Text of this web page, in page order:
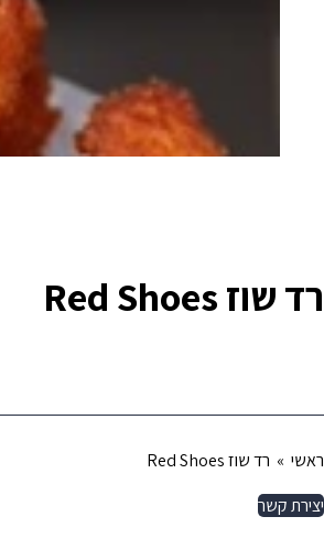
רד שוז Red Shoes
ראשי » רד שוז Red Shoes
יצירת קשר